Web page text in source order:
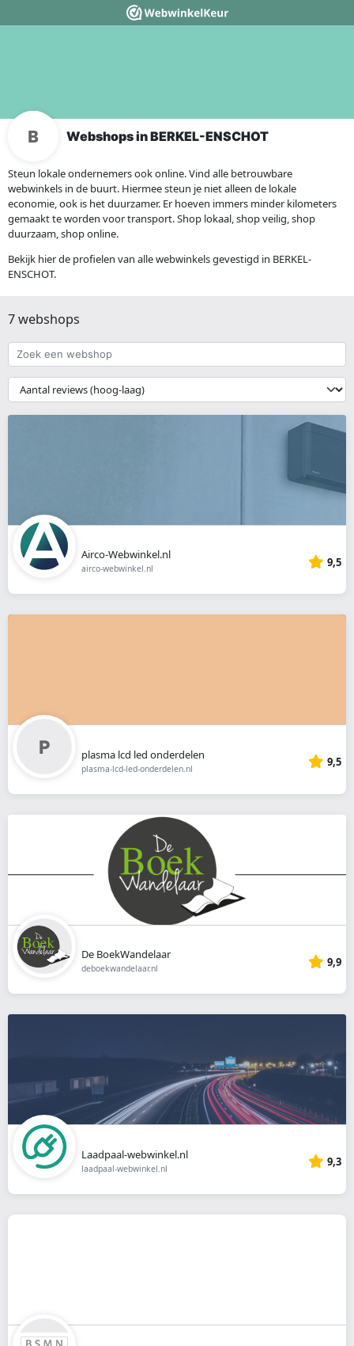
Webshops in BERKEL-ENSCHOT
Steun lokale ondernemers ook online. Vind alle betrouwbare
webwinkels in de buurt. Hiermee steun je niet alleen de lokale
economie, ook is het duurzamer. Er hoeven immers minder kilometers
gemaakt te worden voor transport. Shop lokaal, shop veilig, shop
duurzaam, shop online.
Bekijk hier de profielen van alle webwinkels gevestigd in BERKEL-
ENSCHOT.
7 webshops
Zoek
een
webshop
{{
__('Sort')
}}
Airco-Webwinkel.nl
airco-webwinkel.nl 9,5
plasma lcd led onderdelen
plasma-lcd-led-onderdelen.nl 9,5
De BoekWandelaar
deboekwandelaar.nl 9,9
Laadpaal-webwinkel.nl
laadpaal-webwinkel.nl 9,3